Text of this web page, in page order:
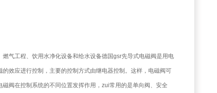
气工程、饮用水净化设备和给水设备德国gsr先导式电磁阀是用电
效应进行控制，主要的控制方式由继电器控制。这样，电磁阀可
阀在控制系统的不同位置发挥作用，zui常用的是单向阀、安全